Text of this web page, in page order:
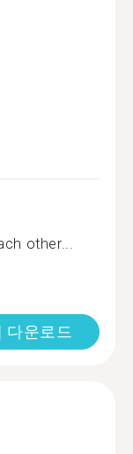
other...
다운로드